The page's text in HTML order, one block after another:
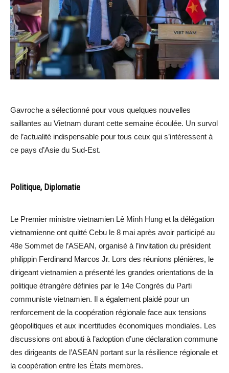
Gavroche a sélectionné pour vous quelques nouvelles
saillantes au Vietnam durant cette semaine écoulée. Un survol
de l’actualité indispensable pour tous ceux qui s’intéressent à
ce pays d’Asie du Sud-Est.
Politique, Diplomatie
Le Premier ministre vietnamien Lê Minh Hung et la délégation
vietnamienne ont quitté Cebu le 8 mai après avoir participé au
48e Sommet de l’ASEAN, organisé à l’invitation du président
philippin Ferdinand Marcos Jr. Lors des réunions plénières, le
dirigeant vietnamien a présenté les grandes orientations de la
politique étrangère définies par le 14e Congrès du Parti
communiste vietnamien. Il a également plaidé pour un
renforcement de la coopération régionale face aux tensions
géopolitiques et aux incertitudes économiques mondiales. Les
discussions ont abouti à l’adoption d’une déclaration commune
des dirigeants de l’ASEAN portant sur la résilience régionale et
la coopération entre les États membres.